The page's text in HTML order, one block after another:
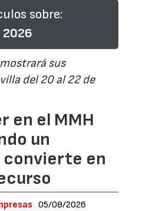
sobre:
2026
sus
del 20 al 22 de
en el MMH
un
convierte en
05/08/2026